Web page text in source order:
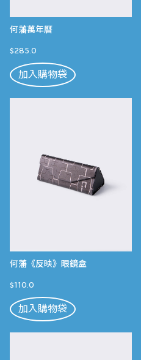
何藩萬年曆
$285.0
加入購物袋
何藩《反映》眼鏡盒
$110.0
加入購物袋